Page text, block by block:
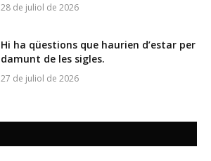
28 de juliol de 2026
Hi ha qüestions que haurien d’estar per
damunt de les sigles.
27 de juliol de 2026